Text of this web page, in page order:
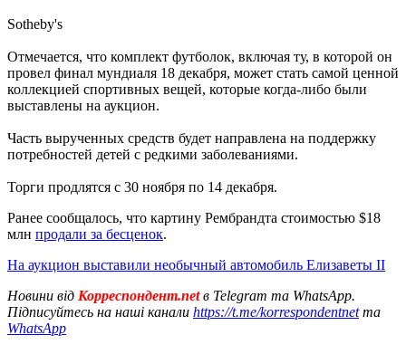
Sotheby's
Отмечается, что комплект футболок, включая ту, в которой он
провел финал мундиаля 18 декабря, может стать самой ценной
коллекцией спортивных вещей, которые когда-либо были
выставлены на аукцион.
Часть вырученных средств будет направлена на поддержку
потребностей детей с редкими заболеваниями.
Торги продлятся с 30 ноября по 14 декабря.
Ранее сообщалось, что картину Рембрандта стоимостью $18
млн продали за бесценок.
На аукцион выставили необычный автомобиль Елизаветы II
Новини від Корреспондент.netв Telegram та WhatsApp.
Підписуйтесь на наші канали https://t.me/korrespondentnetта
WhatsApp